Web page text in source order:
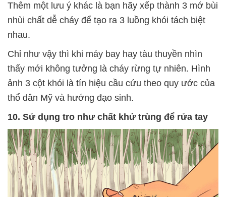
Thêm một lưu ý khác là bạn hãy xếp thành 3 mớ bùi
nhùi chất dễ cháy để tạo ra 3 luồng khói tách biệt
nhau.
Chỉ như vậy thì khi máy bay hay tàu thuyền nhìn
thấy mới không tưởng là cháy rừng tự nhiên. Hình
ảnh 3 cột khói là tín hiệu cầu cứu theo quy ước của
thổ dân Mỹ và hướng đạo sinh.
10. Sử dụng tro như chất khử trùng để rửa tay